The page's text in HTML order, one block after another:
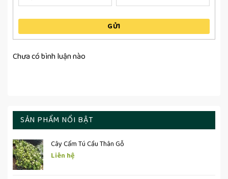
GỬI
Chưa có bình luận nào
SẢN PHẨM NỔI BẬT
Cây Cẩm Tú Cầu Thân Gỗ
Liên hệ